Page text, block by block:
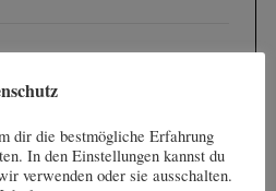
METER LANGER
dir die bestmögliche Erfahrung
In den Einstellungen kannst du
verwenden oder sie ausschalten.